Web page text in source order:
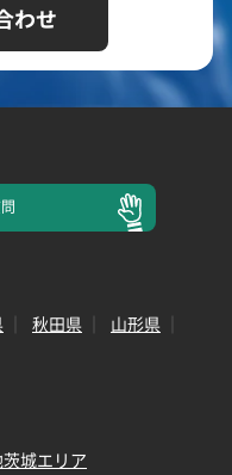
わせ
秋田県
山形県
城エリア